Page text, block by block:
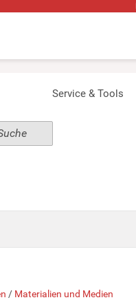
Service & Tools
/ Materialien und Medien